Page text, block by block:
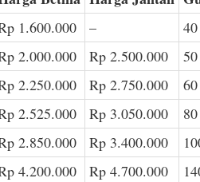
1.600.000 –
2.000.000 Rp 2.500.000
2.250.000 Rp 2.750.000
2.525.000 Rp 3.050.000
2.850.000 Rp 3.400.000
4.200.000 Rp 4.700.000